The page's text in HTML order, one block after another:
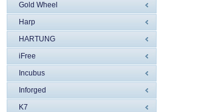
Gold Wheel
Harp
HARTUNG
iFree
Incubus
Inforged
K7